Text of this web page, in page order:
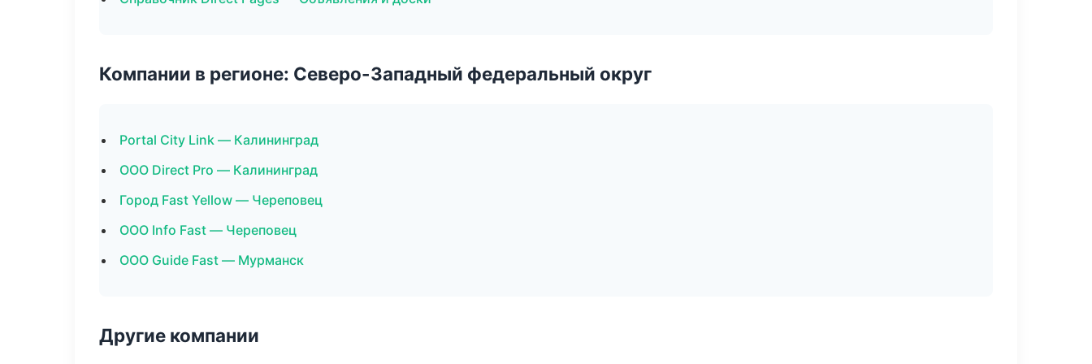
Компании в регионе: Северо-Западный федеральный округ
Portal City Link — Калининград
ООО Direct Pro — Калининград
Город Fast Yellow — Череповец
ООО Info Fast — Череповец
ООО Guide Fast — Мурманск
Другие компании